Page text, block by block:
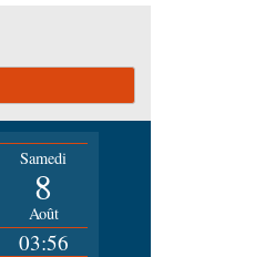
Samedi
8
Août
03:56